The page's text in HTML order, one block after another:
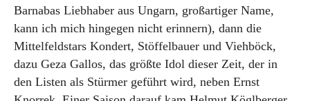
Barnabas Liebhaber aus Ungarn, großartiger Name,
kann ich mich hingegen nicht erinnern), dann die
Mittelfeldstars Kondert, Stöffelbauer und Viehböck,
dazu Geza Gallos, das größte Idol dieser Zeit, der in
den Listen als Stürmer geführt wird, neben Ernst